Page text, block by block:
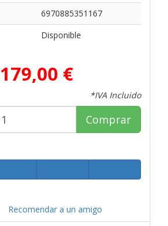
6970885351167
Disponible
179,00 €
*IVA Incluido
Comprar
Recomendar a un amigo